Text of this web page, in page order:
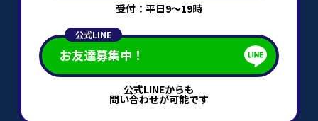
受付：平日9～19時
公式LINE
お友達募集中！
公式LINEからも
問い合わせが可能です